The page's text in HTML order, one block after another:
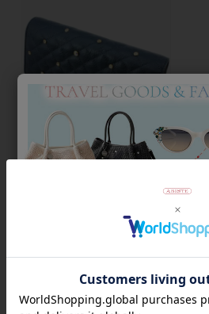
クリスタルガラス&キルティン